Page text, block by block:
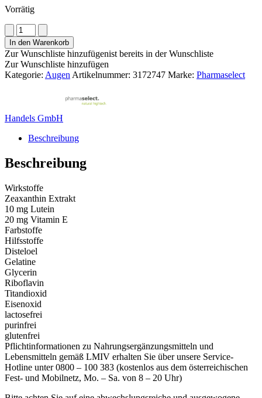
Vorrätig
Lutamax
Duo
Kapseln
10mg
Menge
In den Warenkorb
Zur Wunschliste hinzufügenist bereits in der Wunschliste
Zur Wunschliste hinzufügen
Kategorie: Augen Artikelnummer: 3172747 Marke: Pharmaselect
Handels GmbH
Beschreibung
Beschreibung
Wirkstoffe
Zeaxanthin Extrakt
10 mg Lutein
20 mg Vitamin E
Farbstoffe
Hilfsstoffe
Disteloel
Gelatine
Glycerin
Riboflavin
Titandioxid
Eisenoxid
lactosefrei
purinfrei
glutenfrei
Pflichtinformationen zu Nahrungsergänzungsmitteln und
Lebensmitteln gemäß LMIV erhalten Sie über unsere Service-
Hotline unter 0800 – 100 383 (kostenlos aus dem österreichischen
Fest- und Mobilnetz, Mo. – Sa. von 8 – 20 Uhr)